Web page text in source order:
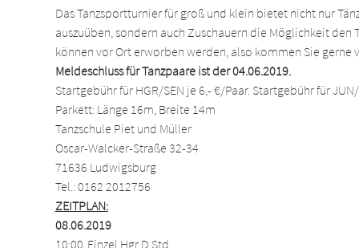
Das Tanzsportturnier für groß und klein bietet nicht nur
auszuüben, sondern auch Zuschauern die Möglichkeit
können vor Ort erworben werden, also kommen Sie gerne
Meldeschluss für Tanzpaare ist der 04.06.2019.
Startgebühr für HGR/SEN je 6,- €/Paar. Startgebühr für
Parkett: Länge 16m, Breite 14m
Tanzschule Piet und Müller
Oscar-Walcker-Straße 32-34
71636 Ludwigsburg
Tel.: 0162 2012756
ZEITPLAN:
08.06.2019